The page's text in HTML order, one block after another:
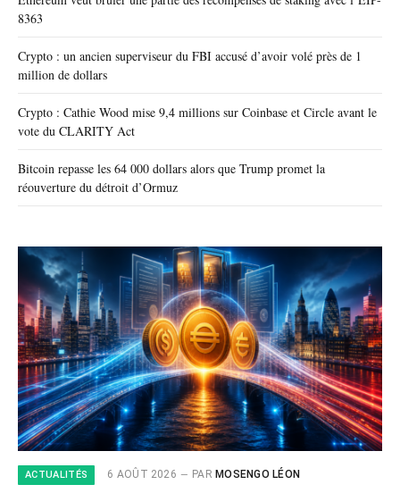
8363
Crypto : un ancien superviseur du FBI accusé d’avoir volé près de 1
million de dollars
Crypto : Cathie Wood mise 9,4 millions sur Coinbase et Circle avant le
vote du CLARITY Act
Bitcoin repasse les 64 000 dollars alors que Trump promet la
réouverture du détroit d’Ormuz
ACTUALITÉS 6 AOÛT 2026 PAR MOSENGO LÉON